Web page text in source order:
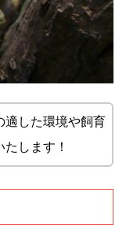
適した環境や飼育
します！